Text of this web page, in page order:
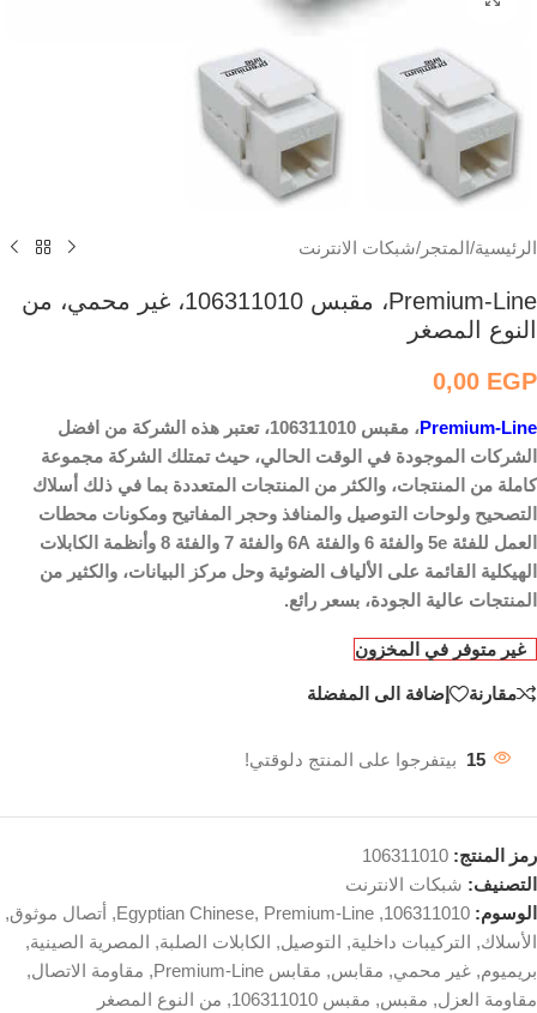
الرئيسية/المتجر /شبكات الانترنت
Premium-Line، مقبس 106311010، غير محمي، من
النوع المصغر
0,00 EGP
Premium-Line
، مقبس 106311010، تعتبر هذه الشركة من افضل
الشركات الموجودة في الوقت الحالي، حيث تمتلك الشركة مجموعة
كاملة من المنتجات، والكثر من المنتجات المتعددة بما في ذلك أسلاك
التصحيح ولوحات التوصيل والمنافذ وحجر المفاتيح ومكونات محطات
العمل للفئة 5e والفئة 6 والفئة 6A والفئة 7 والفئة 8 وأنظمة الكابلات
الهيكلية القائمة على الألياف الضوئية وحل مركز البيانات، والكثير من
المنتجات عالية الجودة، بسعر رائع.
غير متوفر في المخزون
مقارنة إضافة الى المفضلة
15 بيتفرجوا على المنتج دلوقتي!
رمز المنتج: 106311010
التصنيف: شبكات الانترنت
الوسوم: 106311010
,
Egyptian Chinese, Premium-Line
, أتصال موثوق,
الأسلاك, التركيبات داخلية, التوصيل, الكابلات الصلبة, المصرية الصينية,
بريميوم, غير محمي, مقابس, مقابس Premium-Line , مقاومة الاتصال,
مقاومة العزل, مقبس, مقبس 106311010 , من النوع المصغر